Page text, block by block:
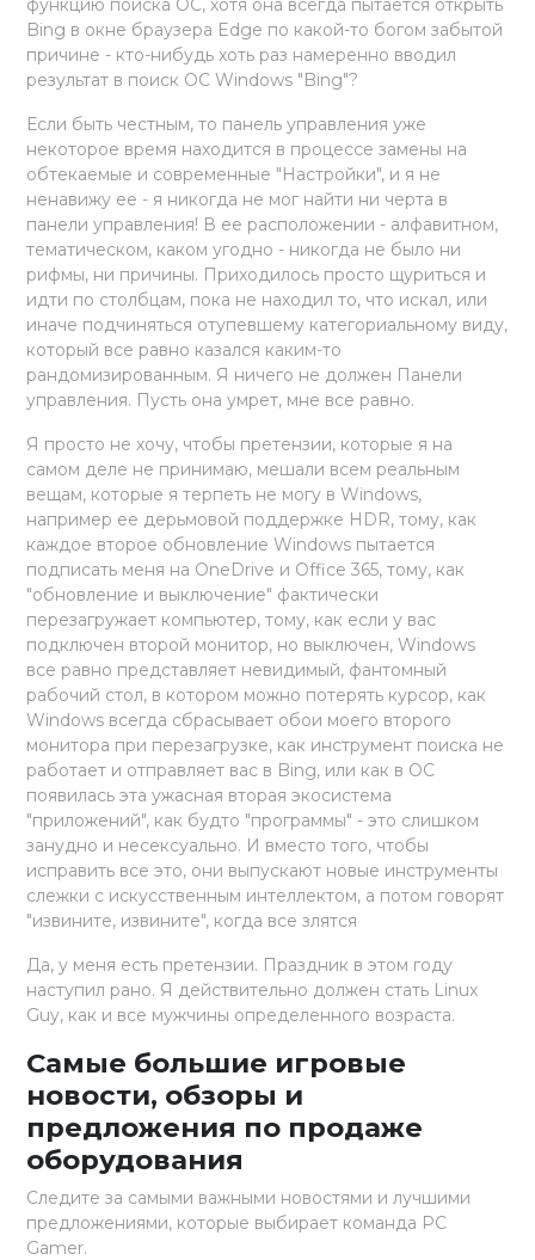
функцию поиска ОС, хотя она всегда пытается открыть
Bing в окне браузера Edge по какой-то богом забытой
причине - кто-нибудь хоть раз намеренно вводил
результат в поиск ОС Windows "Bing"?
Если быть честным, то панель управления уже
некоторое время находится в процессе замены на
обтекаемые и современные "Настройки", и я не
ненавижу ее - я никогда не мог найти ни черта в
панели управления! В ее расположении - алфавитном,
тематическом, каком угодно - никогда не было ни
рифмы, ни причины. Приходилось просто щуриться и
идти по столбцам, пока не находил то, что искал, или
иначе подчиняться отупевшему категориальному виду,
который все равно казался каким-то
рандомизированным. Я ничего не должен Панели
управления. Пусть она умрет, мне все равно.
Я просто не хочу, чтобы претензии, которые я на
самом деле не принимаю, мешали всем реальным
вещам, которые я терпеть не могу в Windows,
например ее дерьмовой поддержке HDR, тому, как
каждое второе обновление Windows пытается
подписать меня на OneDrive и Office 365, тому, как
"обновление и выключение" фактически
перезагружает компьютер, тому, как если у вас
подключен второй монитор, но выключен, Windows
все равно представляет невидимый, фантомный
рабочий стол, в котором можно потерять курсор, как
Windows всегда сбрасывает обои моего второго
монитора при перезагрузке, как инструмент поиска не
работает и отправляет вас в Bing, или как в ОС
появилась эта ужасная вторая экосистема
"приложений", как будто "программы" - это слишком
занудно и несексуально. И вместо того, чтобы
исправить все это, они выпускают новые инструменты
слежки с искусственным интеллектом, а потом говорят
"извините, извините", когда все злятся
Да, у меня есть претензии. Праздник в этом году
наступил рано. Я действительно должен стать Linux
Guy, как и все мужчины определенного возраста.
Самые большие игровые
новости, обзоры и
предложения по продаже
оборудования
Следите за самыми важными новостями и лучшими
предложениями, которые выбирает команда PC
Gamer.